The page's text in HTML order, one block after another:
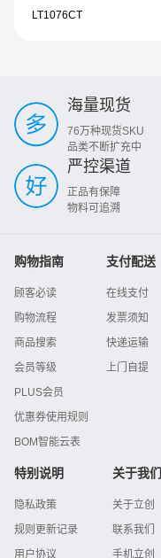
LT1076CT
海量现货
76万种现货SKU
品类不断扩充中
严控渠道
正品有保障
物料可追溯
购物指南
顾客必读
购物流程
商品搜索
会员等级
PLUS会员
优惠券使用规则
BOM智能云表
支付配送
在线支付
发票须知
快递运输
上门自提
特别说明
隐私政策
规则更新记录
用户协议
关于我们
关于立创
联系我们
手机立创